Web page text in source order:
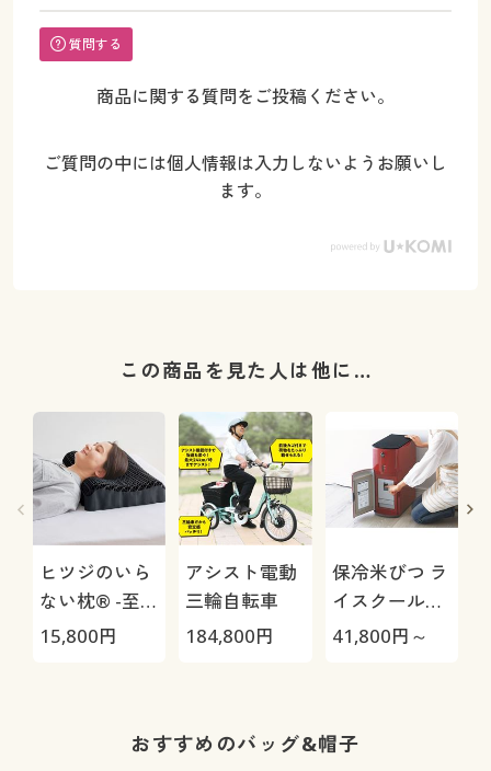
質問する
商品に関する質問をご投稿ください。
ご質問の中には個人情報は入力しないようお願いし
ます。
この商品を見た人は他に…
ヒツジのいら
ない枕® -至
極-
15,800円
アシスト電動
三輪自転車
184,800円
保冷米びつ ラ
イスクール
HRC-
41,800円～
おすすめのバッグ&帽子